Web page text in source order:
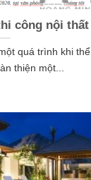
công nội thất
quá trình khi thể
thiện một...